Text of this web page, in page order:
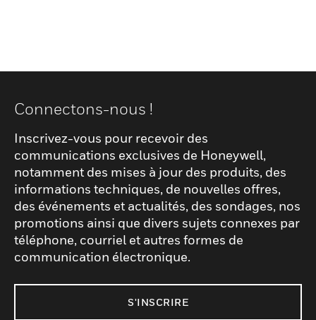
Connectons-nous !
Inscrivez-vous pour recevoir des
communications exclusives de Honeywell,
notamment des mises à jour des produits, des
informations techniques, de nouvelles offres,
des événements et actualités, des sondages, nos
promotions ainsi que divers sujets connexes par
téléphone, courriel et autres formes de
communication électronique.
S'INSCRIRE